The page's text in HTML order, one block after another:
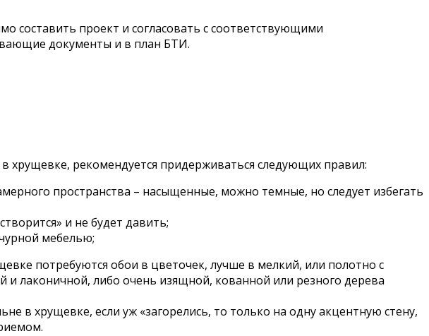
составить проект и согласовать с соответствующими
документы и в план БТИ.
рекомендуется придерживаться следующих правил:
пространства – насыщенные, можно темные, но следует избегать
и не будет давить;
мебелью;
потребуются обои в цветочек, лучше в мелкий, или полотно с
лаконичной, либо очень изящной, кованной или резного дерева
в хрущевке, если уж «загорелись, то только на одну акцентную стену,